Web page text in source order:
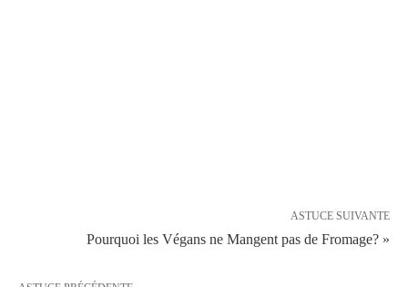
ASTUCE SUIVANTE
Pourquoi les Végans ne Mangent pas de Fromage? »